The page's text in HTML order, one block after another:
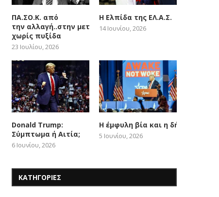
ΠΑ.ΣΟ.Κ. από
την αλλαγή..στην μετατόπιση
χωρίς πυξίδα
23 Ιουλίου, 2026
Η Ελπίδα της ΕΛ.Α.Σ.
14 Ιουνίου, 2026
Donald Trump:
Σύμπτωμα ή Αιτία;
6 Ιουνίου, 2026
Η έμφυλη βία και η δήθεν woke
5 Ιουνίου, 2026
ΚΑΤΗΓΟΡΙΕΣ